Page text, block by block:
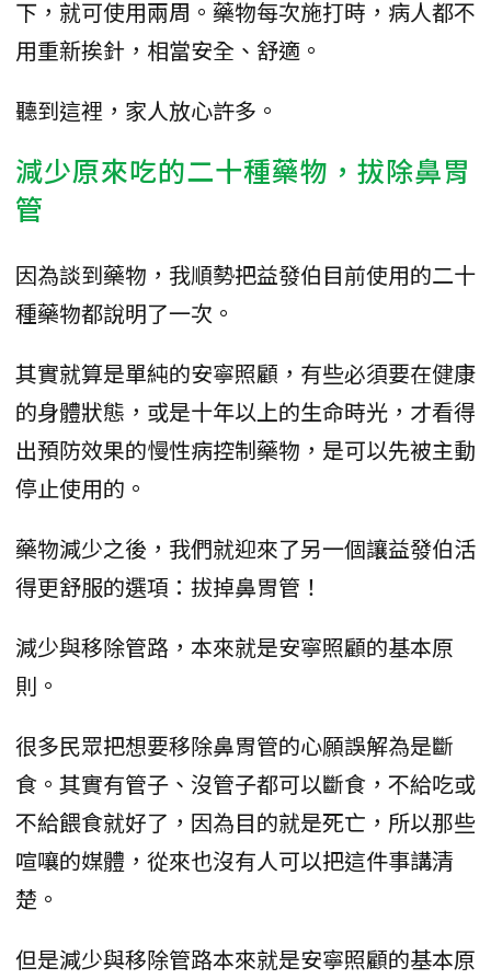
下，就可使用兩周。藥物每次施打時，病人都不
用重新挨針，相當安全、舒適。
聽到這裡，家人放心許多。
減少原來吃的二十種藥物，拔除鼻胃
管
因為談到藥物，我順勢把益發伯目前使用的二十
種藥物都說明了一次。
其實就算是單純的安寧照顧，有些必須要在健康
的身體狀態，或是十年以上的生命時光，才看得
出預防效果的慢性病控制藥物，是可以先被主動
停止使用的。
藥物減少之後，我們就迎來了另一個讓益發伯活
得更舒服的選項：拔掉鼻胃管！
減少與移除管路，本來就是安寧照顧的基本原
則。
很多民眾把想要移除鼻胃管的心願誤解為是斷
食。其實有管子、沒管子都可以斷食，不給吃或
不給餵食就好了，因為目的就是死亡，所以那些
喧嚷的媒體，從來也沒有人可以把這件事講清
楚。
但是減少與移除管路本來就是安寧照顧的基本原